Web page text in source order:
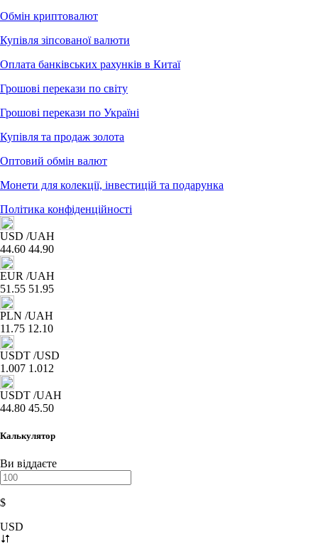
Обмін криптовалют
Купівля зіпсованої валюти
Оплата банківських рахунків в Китаї
Грошові перекази по світу
Грошові перекази по Україні
Купівля та продаж золота
Оптовий обмін валют
Монети для колекції, інвестицій та подарунка
Політика конфіденційності
USD /UAH
44.60 44.90
EUR /UAH
51.55 51.95
PLN /UAH
11.75 12.10
USDT /USD
1.007 1.012
USDT /UAH
44.80 45.50
Калькулятор
Ви віддаєте
$
USD